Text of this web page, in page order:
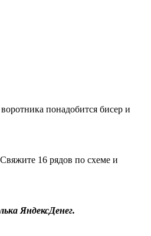
понадобится бисер и
16 рядов по схеме и
ЯндексДенег.